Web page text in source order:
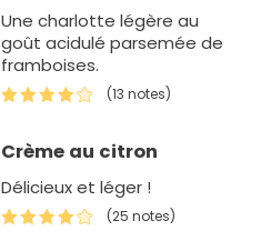
Une charlotte légère au
goût acidulé parsemée de
framboises.
(13 notes)
Crème au citron
Délicieux et léger !
(25 notes)